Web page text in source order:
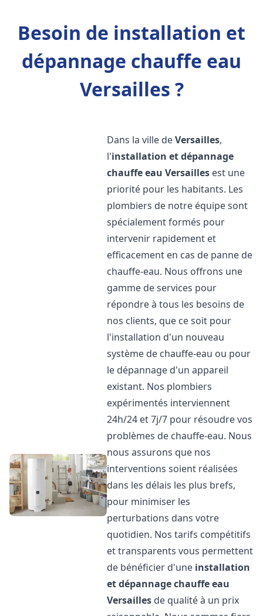
Besoin de installation et
dépannage chauffe eau
Versailles ?
Dans la ville deVersailles,
l'installation et dépannage
chauffe eau Versailles est une
priorité pour les habitants. Les
plombiers de notre équipe sont
spécialement formés pour
intervenir rapidement et
efficacement en cas de panne de
chauffe-eau. Nous offrons une
gamme de services pour
répondre à tous les besoins de
nos clients, que ce soit pour
l'installation d'un nouveau
système de chauffe-eau ou pour
le dépannage d'un appareil
existant. Nos plombiers
expérimentés interviennent
24h/24 et 7j/7 pour résoudre vos
problèmes de chauffe-eau. Nous
nous assurons que nos
interventions soient réalisées
dans les délais les plus brefs,
pour minimiser les
perturbations dans votre
quotidien. Nos tarifs compétitifs
et transparents vous permettent
de bénéficier d'une installation
et dépannage chauffe eau
Versailles de qualité à un prix